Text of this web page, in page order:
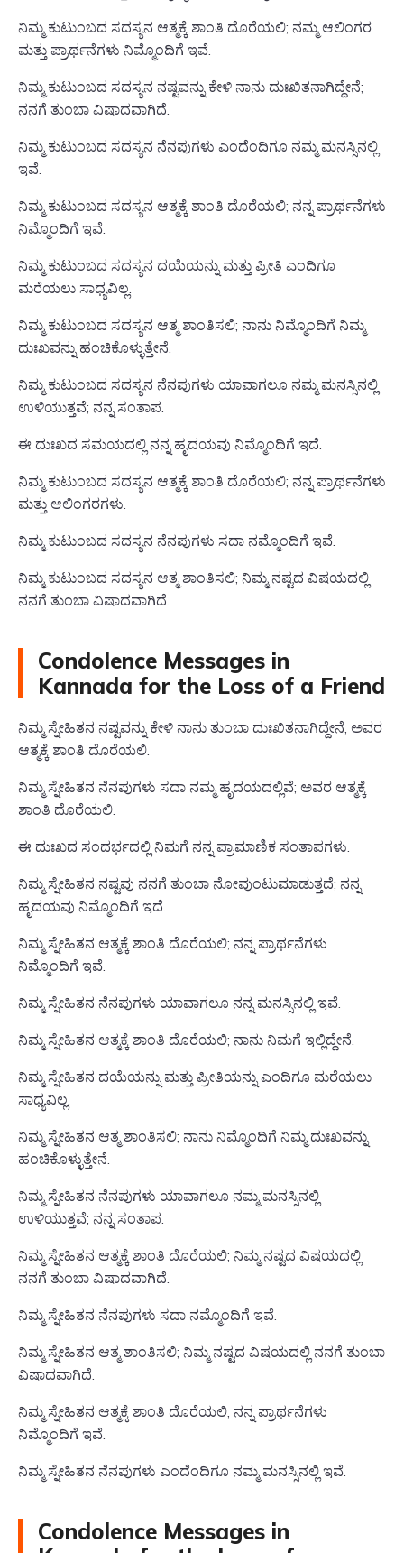
ನಿಮ್ಮ ಕುಟುಂಬದ ಸದಸ್ಯನ ಆತ್ಮಕ್ಕೆ ಶಾಂತಿ ದೊರೆಯಲಿ; ನಮ್ಮ ಆಲಿಂಗರ
ಮತ್ತು ಪ್ರಾರ್ಥನೆಗಳು ನಿಮ್ಮೊಂದಿಗೆ ಇವೆ.
ನಿಮ್ಮ ಕುಟುಂಬದ ಸದಸ್ಯನ ನಷ್ಟವನ್ನು ಕೇಳಿ ನಾನು ದುಃಖಿತನಾಗಿದ್ದೇನೆ;
ನನಗೆ ತುಂಬಾ ವಿಷಾದವಾಗಿದೆ.
ನಿಮ್ಮ ಕುಟುಂಬದ ಸದಸ್ಯನ ನೆನಪುಗಳು ಎಂದೆಂದಿಗೂ ನಮ್ಮ ಮನಸ್ಸಿನಲ್ಲಿ
ಇವೆ.
ನಿಮ್ಮ ಕುಟುಂಬದ ಸದಸ್ಯನ ಆತ್ಮಕ್ಕೆ ಶಾಂತಿ ದೊರೆಯಲಿ; ನನ್ನ ಪ್ರಾರ್ಥನೆಗಳು
ನಿಮ್ಮೊಂದಿಗೆ ಇವೆ.
ನಿಮ್ಮ ಕುಟುಂಬದ ಸದಸ್ಯನ ದಯೆಯನ್ನು ಮತ್ತು ಪ್ರೀತಿ ಎಂದಿಗೂ
ಮರೆಯಲು ಸಾಧ್ಯವಿಲ್ಲ.
ನಿಮ್ಮ ಕುಟುಂಬದ ಸದಸ್ಯನ ಆತ್ಮ ಶಾಂತಿಸಲಿ; ನಾನು ನಿಮ್ಮೊಂದಿಗೆ ನಿಮ್ಮ
ದುಃಖವನ್ನು ಹಂಚಿಕೊಳ್ಳುತ್ತೇನೆ.
ನಿಮ್ಮ ಕುಟುಂಬದ ಸದಸ್ಯನ ನೆನಪುಗಳು ಯಾವಾಗಲೂ ನಮ್ಮ ಮನಸ್ಸಿನಲ್ಲಿ
ಉಳಿಯುತ್ತವೆ; ನನ್ನ ಸಂತಾಪ.
ಈ ದುಃಖದ ಸಮಯದಲ್ಲಿ ನನ್ನ ಹೃದಯವು ನಿಮ್ಮೊಂದಿಗೆ ಇದೆ.
ನಿಮ್ಮ ಕುಟುಂಬದ ಸದಸ್ಯನ ಆತ್ಮಕ್ಕೆ ಶಾಂತಿ ದೊರೆಯಲಿ; ನನ್ನ ಪ್ರಾರ್ಥನೆಗಳು
ಮತ್ತು ಆಲಿಂಗರಗಳು.
ನಿಮ್ಮ ಕುಟುಂಬದ ಸದಸ್ಯನ ನೆನಪುಗಳು ಸದಾ ನಮ್ಮೊಂದಿಗೆ ಇವೆ.
ನಿಮ್ಮ ಕುಟುಂಬದ ಸದಸ್ಯನ ಆತ್ಮ ಶಾಂತಿಸಲಿ; ನಿಮ್ಮ ನಷ್ಟದ ವಿಷಯದಲ್ಲಿ
ನನಗೆ ತುಂಬಾ ವಿಷಾದವಾಗಿದೆ.
Condolence Messages in
Kannada for the Loss of a Friend
ನಿಮ್ಮ ಸ್ನೇಹಿತನ ನಷ್ಟವನ್ನು ಕೇಳಿ ನಾನು ತುಂಬಾ ದುಃಖಿತನಾಗಿದ್ದೇನೆ; ಅವರ
ಆತ್ಮಕ್ಕೆ ಶಾಂತಿ ದೊರೆಯಲಿ.
ನಿಮ್ಮ ಸ್ನೇಹಿತನ ನೆನಪುಗಳು ಸದಾ ನಮ್ಮ ಹೃದಯದಲ್ಲಿವೆ; ಅವರ ಆತ್ಮಕ್ಕೆ
ಶಾಂತಿ ದೊರೆಯಲಿ.
ಈ ದುಃಖದ ಸಂದರ್ಭದಲ್ಲಿ ನಿಮಗೆ ನನ್ನ ಪ್ರಾಮಾಣಿಕ ಸಂತಾಪಗಳು.
ನಿಮ್ಮ ಸ್ನೇಹಿತನ ನಷ್ಟವು ನನಗೆ ತುಂಬಾ ನೋವುಂಟುಮಾಡುತ್ತದೆ; ನನ್ನ
ಹೃದಯವು ನಿಮ್ಮೊಂದಿಗೆ ಇದೆ.
ನಿಮ್ಮ ಸ್ನೇಹಿತನ ಆತ್ಮಕ್ಕೆ ಶಾಂತಿ ದೊರೆಯಲಿ; ನನ್ನ ಪ್ರಾರ್ಥನೆಗಳು
ನಿಮ್ಮೊಂದಿಗೆ ಇವೆ.
ನಿಮ್ಮ ಸ್ನೇಹಿತನ ನೆನಪುಗಳು ಯಾವಾಗಲೂ ನನ್ನ ಮನಸ್ಸಿನಲ್ಲಿ ಇವೆ.
ನಿಮ್ಮ ಸ್ನೇಹಿತನ ಆತ್ಮಕ್ಕೆ ಶಾಂತಿ ದೊರೆಯಲಿ; ನಾನು ನಿಮಗೆ ಇಲ್ಲಿದ್ದೇನೆ.
ನಿಮ್ಮ ಸ್ನೇಹಿತನ ದಯೆಯನ್ನು ಮತ್ತು ಪ್ರೀತಿಯನ್ನು ಎಂದಿಗೂ ಮರೆಯಲು
ಸಾಧ್ಯವಿಲ್ಲ.
ನಿಮ್ಮ ಸ್ನೇಹಿತನ ಆತ್ಮ ಶಾಂತಿಸಲಿ; ನಾನು ನಿಮ್ಮೊಂದಿಗೆ ನಿಮ್ಮ ದುಃಖವನ್ನು
ಹಂಚಿಕೊಳ್ಳುತ್ತೇನೆ.
ನಿಮ್ಮ ಸ್ನೇಹಿತನ ನೆನಪುಗಳು ಯಾವಾಗಲೂ ನಮ್ಮ ಮನಸ್ಸಿನಲ್ಲಿ
ಉಳಿಯುತ್ತವೆ; ನನ್ನ ಸಂತಾಪ.
ನಿಮ್ಮ ಸ್ನೇಹಿತನ ಆತ್ಮಕ್ಕೆ ಶಾಂತಿ ದೊರೆಯಲಿ; ನಿಮ್ಮ ನಷ್ಟದ ವಿಷಯದಲ್ಲಿ
ನನಗೆ ತುಂಬಾ ವಿಷಾದವಾಗಿದೆ.
ನಿಮ್ಮ ಸ್ನೇಹಿತನ ನೆನಪುಗಳು ಸದಾ ನಮ್ಮೊಂದಿಗೆ ಇವೆ.
ನಿಮ್ಮ ಸ್ನೇಹಿತನ ಆತ್ಮ ಶಾಂತಿಸಲಿ; ನಿಮ್ಮ ನಷ್ಟದ ವಿಷಯದಲ್ಲಿ ನನಗೆ ತುಂಬಾ
ವಿಷಾದವಾಗಿದೆ.
ನಿಮ್ಮ ಸ್ನೇಹಿತನ ಆತ್ಮಕ್ಕೆ ಶಾಂತಿ ದೊರೆಯಲಿ; ನನ್ನ ಪ್ರಾರ್ಥನೆಗಳು
ನಿಮ್ಮೊಂದಿಗೆ ಇವೆ.
ನಿಮ್ಮ ಸ್ನೇಹಿತನ ನೆನಪುಗಳು ಎಂದೆಂದಿಗೂ ನಮ್ಮ ಮನಸ್ಸಿನಲ್ಲಿ ಇವೆ.
Condolence Messages in